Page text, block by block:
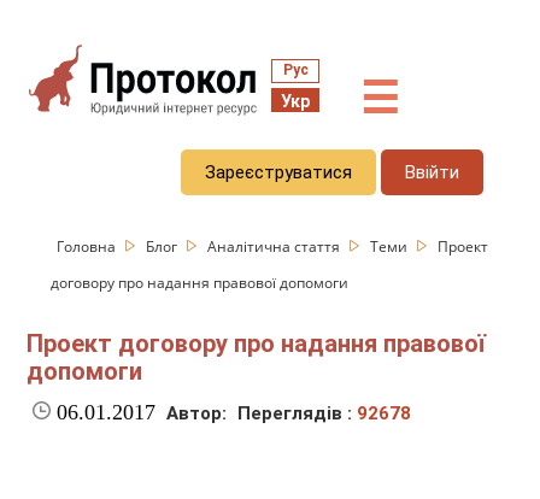
Рус
Укр ☰
Зареєструватися Ввійти
Головна Блог Аналітична стаття Теми
Проект
договору про надання правової допомоги
Проект договору про надання правової
допомоги
06.01.2017 Автор: Переглядів : 92678